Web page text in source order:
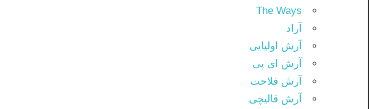
The Ways
آراد
آرش اولیایی
آرش ای پی
آرش فلاحت
آرش قالیچی